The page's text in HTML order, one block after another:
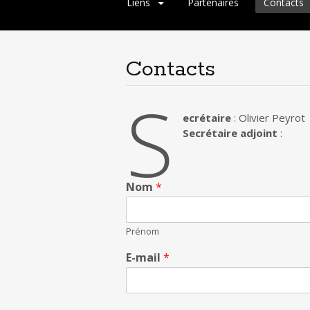
Contacts
S ecrétaire: Olivier Peyrot
Secrétaire adjoint :
Nom *
Prénom
E-mail *